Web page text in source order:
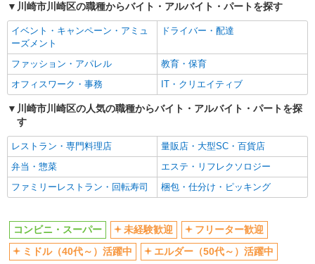
シニア（60代～）活躍中
ボーナス・賞与あり
昇給あり
週2～3日勤務OK
扶養内勤務OK
交通費支給
社会保険あり
コンビニ・スーパー
同じ特徴から求人を探す
未経験歓迎
ミドル（40代～）活躍中
扶養内勤務OK
交通費支給
社会保険あり
川崎市川崎区の職種からバイト・アルバイト・パートを探す
イベント・キャンペーン・アミュ
ーズメント
ドライバー・配達
ファッション・アパレル
教育・保育
オフィスワーク・事務
IT・クリエイティブ
川崎市川崎区の人気の職種からバイト・アルバイト・パートを探
す
レストラン・専門料理店
量販店・大型SC・百貨店
弁当・惣菜
エステ・リフレクソロジー
ファミリーレストラン・回転寿司
梱包・仕分け・ピッキング
コンビニ・スーパー 未経験歓迎
フリーター歓迎
ミドル（40代～）活躍中
エルダー（50代～）活躍中